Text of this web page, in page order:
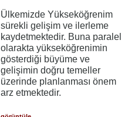
Ülkemizde Yükseköğrenim
sürekli gelişim ve ilerleme
kaydetmektedir. Buna paralel
olarakta yükseköğrenimin
gösterdiği büyüme ve
gelişimin doğru temeller
üzerinde planlanması önem
arz etmektedir.